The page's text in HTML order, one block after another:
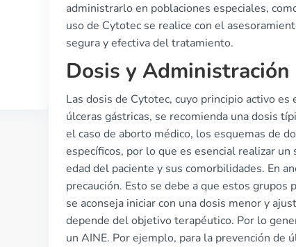
administrarlo en poblaciones especiales,
uso de Cytotec se realice con el
segura y efectiva del tratamiento.
Dosis y Administración
Las dosis de Cytotec, cuyo principio activo
úlceras gástricas, se recomienda una dosis
el caso de aborto médico, los esquemas de
específicos, por lo que es esencial realizar
edad del paciente y sus comorbilidades. En
precaución. Esto se debe a que estos
se aconseja iniciar con una dosis menor y
depende del objetivo terapéutico. Por lo
un AINE. Por ejemplo, para la prevención de